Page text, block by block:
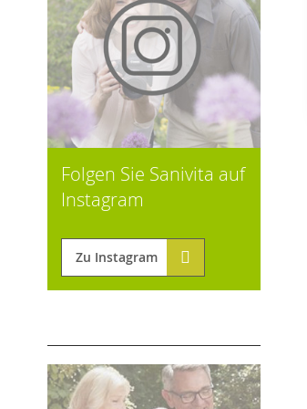
Folgen Sie Sanivita auf
Instagram
Zu Instagram